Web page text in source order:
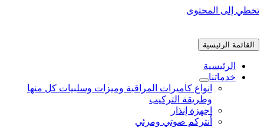
تخطي إلى المحتوى
القائمة الرئيسية
الرئيسية
خدماتنا
انواع كاميرات المراقبة وميزات وسلبيات كل منها
وطريقة التركيب
اجهزة إنذار
أنتركم صوتي ومرئي